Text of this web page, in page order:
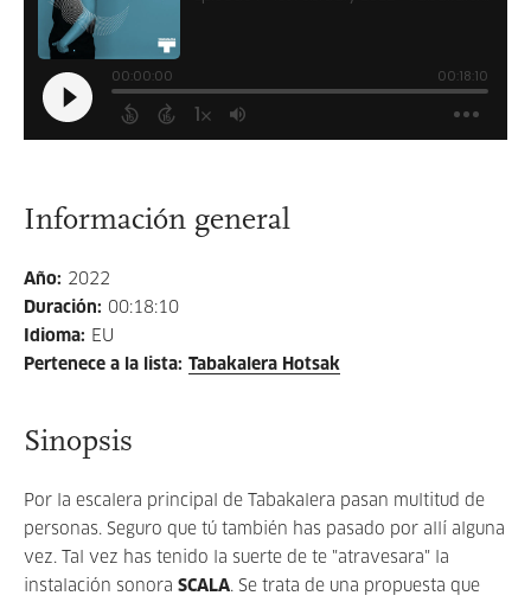
Información general
Año: 2022
Duración: 00:18:10
Idioma: EU
Pertenece a la lista: Tabakalera Hotsak
Sinopsis
Por la escalera principal de Tabakalera pasan multitud de
personas. Seguro que tú también has pasado por allí alguna
vez. Tal vez has tenido la suerte de te "atravesara" la
instalación sonora SCALA. Se trata de una propuesta que